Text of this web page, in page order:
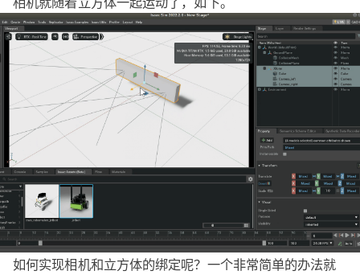
如何实现相机和立方体的绑定呢？一个非常简单的办法就